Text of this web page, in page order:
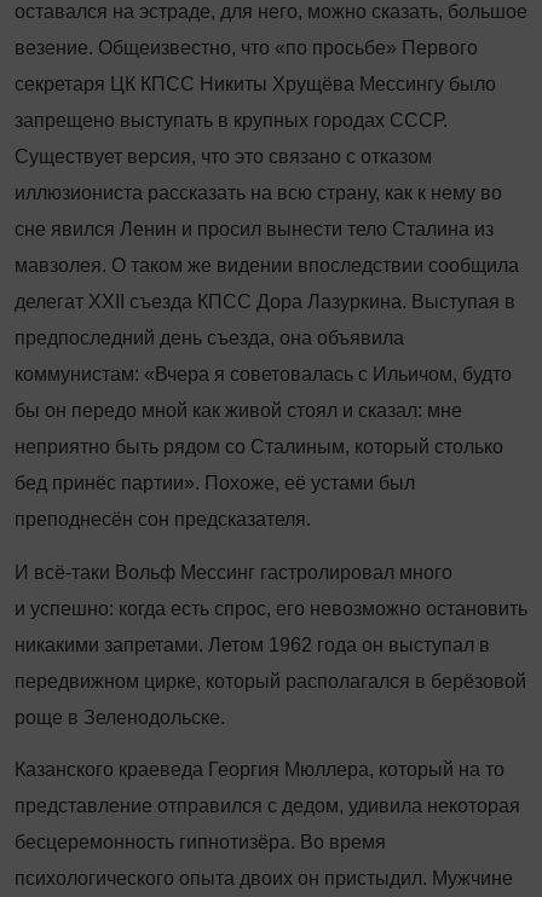
оставался на эстраде, для него, можно сказать, большое
везение. Общеизвестно, что «по просьбе» Первого
секретаря ЦК КПСС Никиты Хрущёва Мессингу было
запрещено выступать в крупных городах СССР.
Существует версия, что это связано с отказом
иллюзиониста рассказать на всю страну, как к нему во
сне явился Ленин и просил вынести тело Сталина из
мавзолея. О таком же видении впоследствии сообщила
делегат XXII съезда КПСС Дора Лазуркина. Выступая в
предпоследний день съезда, она объявила
коммунистам: «Вчера я советовалась с Ильичом, будто
бы он передо мной как живой стоял и сказал: мне
неприятно быть рядом со Сталиным, который столько
бед принёс партии». Похоже, её устами был
преподнесён сон предсказателя.
И всё-таки Вольф Мессинг гастролировал много
и успешно: когда есть спрос, его невозможно остановить
никакими запретами. Летом 1962 года он выступал в
передвижном цирке, который располагался в берёзовой
роще в Зеленодольске.
Казанского краеведа Георгия Мюллера, который на то
представление отправился с дедом, удивила некоторая
бесцеремонность гипнотизёра. Во время
психологического опыта двоих он пристыдил. Мужчине